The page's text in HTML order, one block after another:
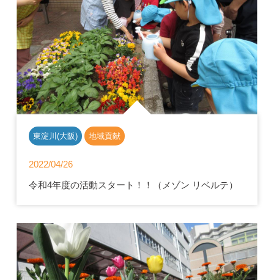
東淀川(大阪) 地域貢献
2022/04/26
令和4年度の活動スタート！！（メゾン リベルテ）